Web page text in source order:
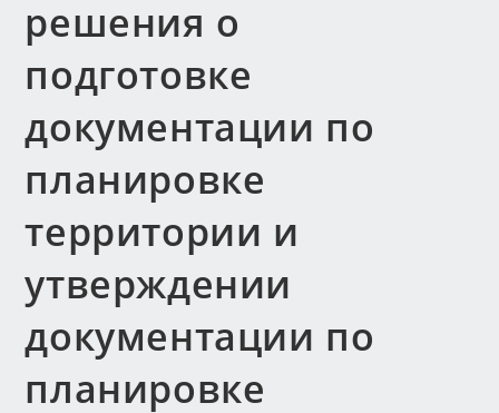
решения о
подготовке
документации по
планировке
территории и
утверждении
документации по
планировке